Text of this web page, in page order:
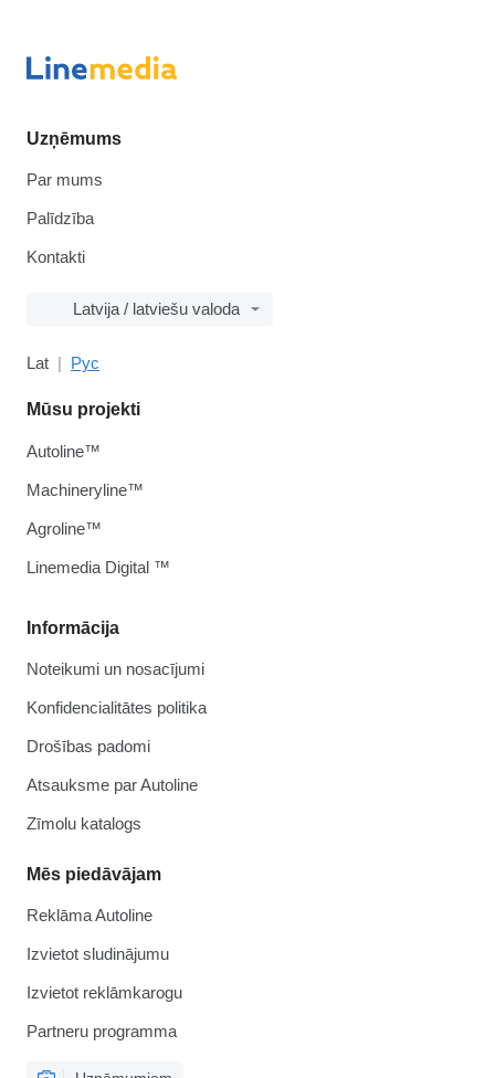
Uzņēmums
Par mums
Palīdzība
Kontakti
Latvija / latviešu valoda
Lat Рус
Informācija
Noteikumi un nosacījumi
Konfidencialitātes politika
Drošības padomi
Atsauksme par Autoline
Zīmolu katalogs
Mēs piedāvājam
Reklāma Autoline
Izvietot sludinājumu
Izvietot reklāmkarogu
Partneru programma
Mūsu projekti
Autoline™
Machineryline™
Agroline™
Linemedia Digital ™